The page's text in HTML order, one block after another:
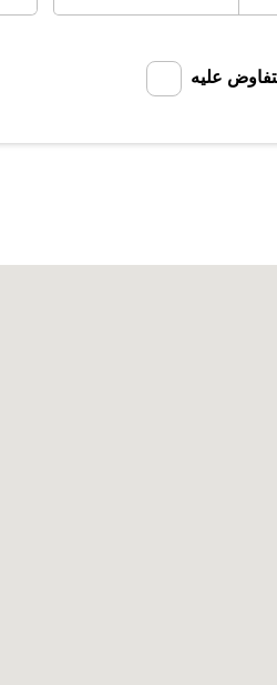
عليه